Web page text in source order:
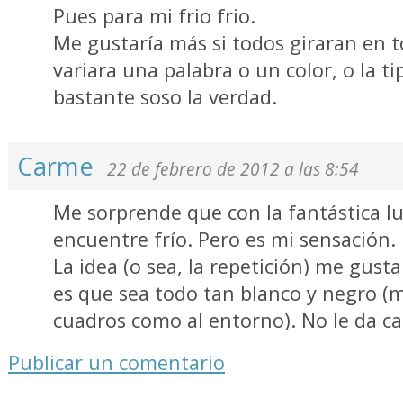
Pues para mi frio frio.
Me gustaría más si todos giraran en
variara una palabra o un color, o la
bastante soso la verdad.
Carme 22 de febrero de 2012 a las 8:54
Me sorprende que con la fantástica
encuentre frío. Pero es mi sensación.
La idea (o sea, la repetición) me
es que sea todo tan blanco y negro
cuadros como al entorno). No le da
Publicar un comentario